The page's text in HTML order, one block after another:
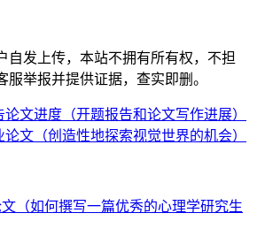
自发上传，本站不拥有所有权，不担
服举报并提供证据，查实即删。
论文进度（开题报告和论文写作进展）
论文（创造性地探索视觉世界的机会）
（如何撰写一篇优秀的心理学研究生